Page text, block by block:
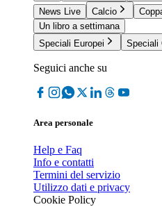
News Live
Calcio
Un libro a settimana
Speciali Europei
Speciali
Seguici anche su
Area personale
Help e Faq
Info e contatti
Termini del servizio
Utilizzo dati e privacy
Cookie Policy